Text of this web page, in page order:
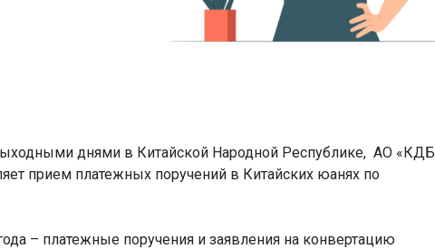
днями в Китайской Народной Республике, АО «КДБ
прием платежных поручений в Китайских юанях по
– платежные поручения и заявления на конвертацию